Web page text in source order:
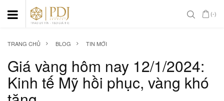
(-)
TRANG CHỦ BLOG TIN MỚI
Giá vàng hôm nay 12/1/2024:
Kinh tế Mỹ hồi phục, vàng khó